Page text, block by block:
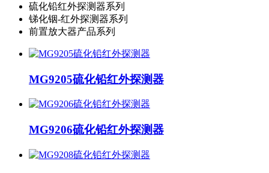
硫化铅红外探测器系列
锑化铟-红外探测器系列
前置放大器产品系列
MG9205硫化铅红外探测器
MG9206硫化铅红外探测器